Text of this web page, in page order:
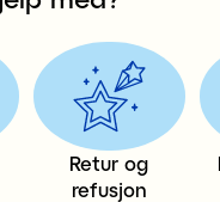
Retur og
refusjon